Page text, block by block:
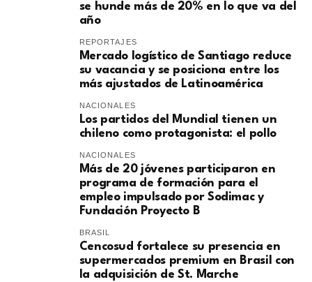
se hunde más de 20% en lo que va del
año
REPORTAJES
Mercado logístico de Santiago reduce
su vacancia y se posiciona entre los
más ajustados de Latinoamérica
NACIONALES
Los partidos del Mundial tienen un
chileno como protagonista: el pollo
NACIONALES
Más de 20 jóvenes participaron en
programa de formación para el
empleo impulsado por Sodimac y
Fundación Proyecto B
BRASIL
Cencosud fortalece su presencia en
supermercados premium en Brasil con
la adquisición de St. Marche